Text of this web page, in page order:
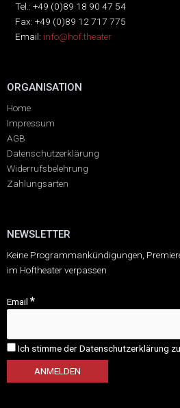
Tel.: +49 (0)89 18 90 47 54
Fax: +49 (0)89 12 717 775
Email: info@hof.theater
ORGANISATION
Home
Impressum
AGB
Datenschutzerklärung
Widerrufsbelehrung
Zahlungsarten
NEWSLETTER
Keine Programmankündigungen,
im Hoftheater verpassen
Email *
Ich stimme der Datenschutzerklärung